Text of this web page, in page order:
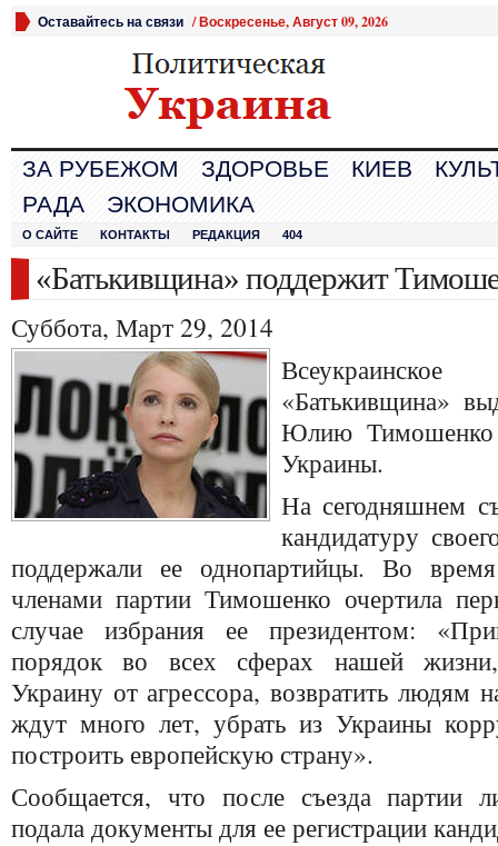
Оставайтесь на связи /Воскресенье, Август 09, 2026
ЗА РУБЕЖОМ ЗДОРОВЬЕ КИЕВ
РАДА
ЭКОНОМИКА
О САЙТЕ КОНТАКТЫ РЕДАКЦИЯ 404
«Батькивщина» поддержит
Суббота, Март 29, 2014
«Батькивщина»
Юлию Тимошенко
Украины.
На сегодняшнем
кандидатуру
поддержали ее однопартийцы. Во
членами партии Тимошенко очертила
случае избрания ее президентом:
порядок во всех сферах нашей
Украину от агрессора, возвратить людям
ждут много лет, убрать из Украины
построить европейскую страну».
Сообщается, что после съезда партии
подала документы для ее регистрации